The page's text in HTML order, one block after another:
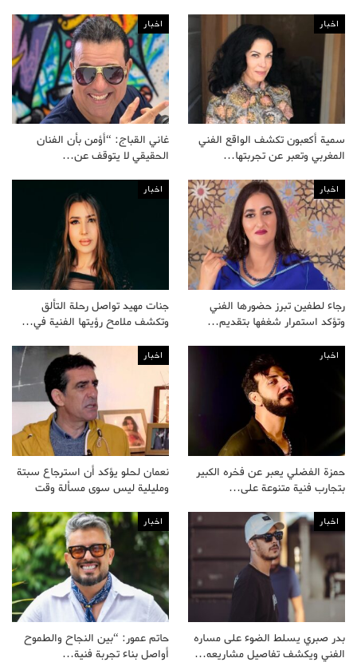
اخبار
سمية أكعبون تكشف الواقع الفني
المغربي وتعبر عن تجربتها…
اخبار
غاني القباج: “أؤمن بأن الفنان
الحقيقي لا يتوقف عن…
اخبار
رجاء لطفين تبرز حضورها الفني
وتؤكد استمرار شغفها بتقديم…
اخبار
جنات مهيد تواصل رحلة التألق
وتكشف ملامح رؤيتها الفنية في…
اخبار
حمزة الفضلي يعبر عن فخره الكبير
بتجارب فنية متنوعة على…
اخبار
نعمان لحلو يؤكد أن استرجاع سبتة
ومليلية ليس سوى مسألة وقت
اخبار
بدر صبري يسلط الضوء على مساره
الفني ويكشف تفاصيل مشاريعه…
اخبار
حاتم عمور: “بين النجاح والطموح
أواصل بناء تجربة فنية…